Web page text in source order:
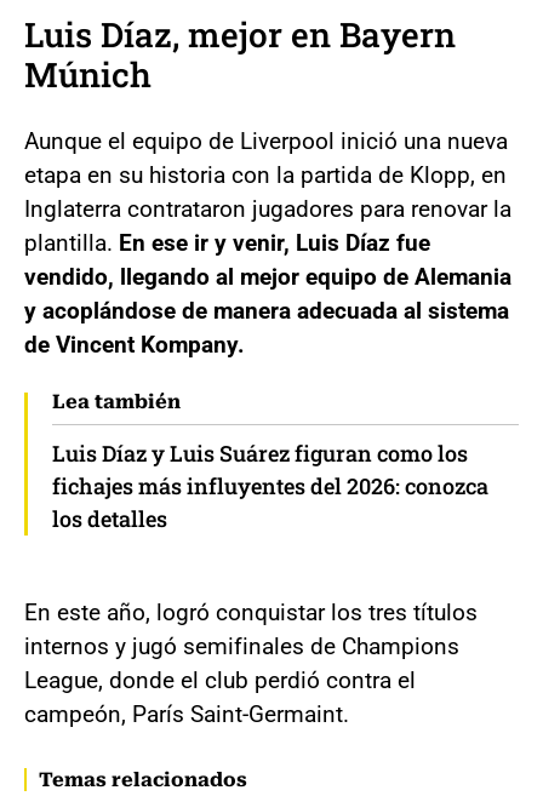
Luis Díaz, mejor en Bayern
Múnich
Aunque el equipo de Liverpool inició una nueva
etapa en su historia con la partida de Klopp, en
Inglaterra contrataron jugadores para renovar la
plantilla. En ese ir y venir, Luis Díaz fue
vendido, llegando al mejor equipo de Alemania
y acoplándose de manera adecuada al sistema
de Vincent Kompany.
Lea también
Luis Díaz y Luis Suárez figuran como los
fichajes más influyentes del 2026: conozca
los detalles
En este año, logró conquistar los tres títulos
internos y jugó semifinales de Champions
League, donde el club perdió contra el
campeón, París Saint-Germaint.
Temas relacionados